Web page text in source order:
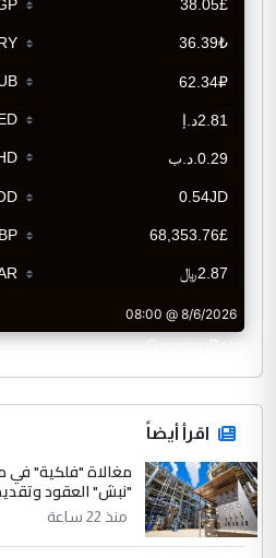
CurrencyRate
اقرأ أيضاً
مغالاة "فلكية" في
"نبش" العقود
منذ 22 ساعة